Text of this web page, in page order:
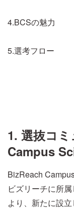
4.BCSの魅力
5.選考フロー
1. 選抜コ
Campus
BizReach
ビズリーチに所
より、新たに設